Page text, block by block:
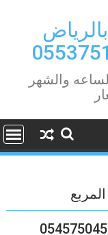
والشهر